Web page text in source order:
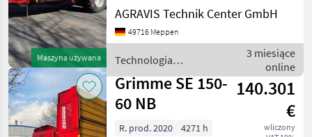
Maszyna używana
(0020) mit AirSep
Aussattung (0030)
Zugkugelkupplung (0040)
(0050) Zapfwellendrehzahl
1000 U/min
AGRAVIS Technik Center GmbH
49716 Meppen
Technologia
ziemniaczana / Grimme
3 miesiące
online
Grimme SE 150-
60 NB
140.301
€
wliczony
R. prod. 2020
4271 h